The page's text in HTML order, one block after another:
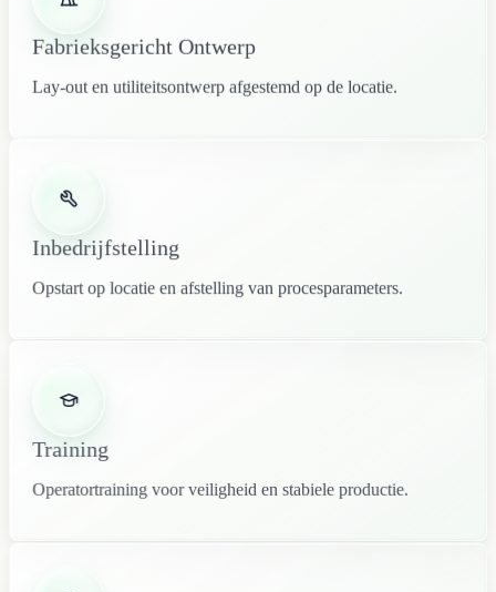
Fabrieksgericht Ontwerp
Lay-out en utiliteitsontwerp afgestemd op de locatie.
Inbedrijfstelling
Opstart op locatie en afstelling van procesparameters.
Training
Operatortraining voor veiligheid en stabiele productie.